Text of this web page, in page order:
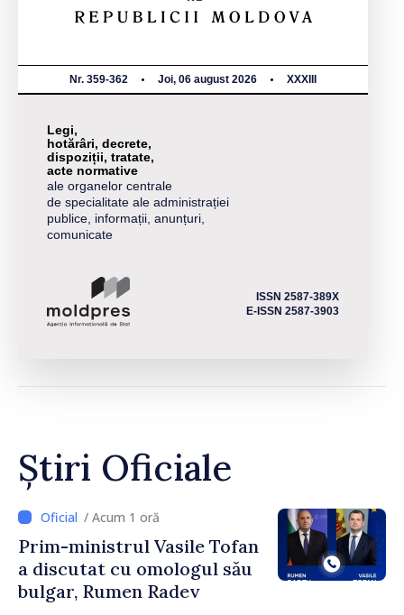
Nr. 359-362 Joi, 06 august 2026 XXXIII
Legi,
hotărâri, decrete,
dispoziții, tratate,
acte normative
ale organelor centrale
de specialitate ale administrației
publice, informații, anunțuri,
comunicate
ISSN 2587-389X
E-ISSN 2587-3903
Știri Oficiale
/ Acum 1 oră
Prim-ministrul Vasile Tofan
a discutat cu omologul său
bulgar, Rumen Radev